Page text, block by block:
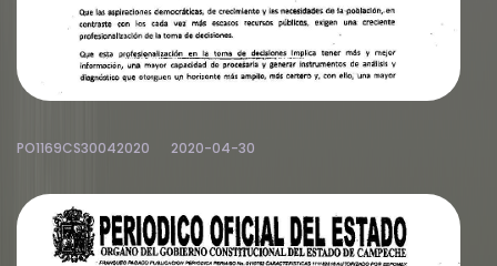
PO1169CS30042020 2020-04-30